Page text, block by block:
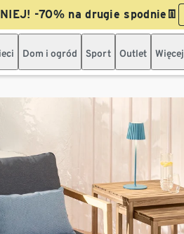
-70% na drugie spodnie👖
Dom i ogród Sport Outlet Więcej